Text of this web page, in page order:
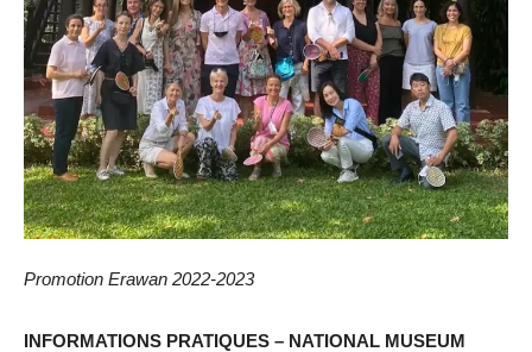
Promotion Erawan 2022-2023
INFORMATIONS PRATIQUES – NATIONAL MUSEUM